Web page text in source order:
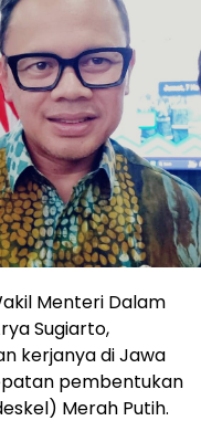
Menteri Dalam
Sugiarto,
kerjanya di Jawa
pembentukan
Merah Putih.